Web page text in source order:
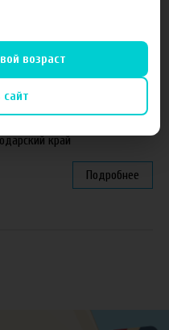
край
Подробнее
возраст
сайт